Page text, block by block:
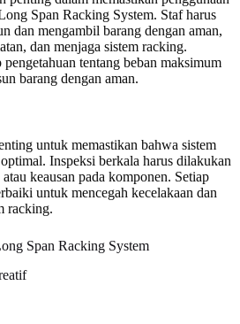
Span Racking System. Staf harus
dan mengambil barang dengan aman,
dan menjaga sistem racking.
tentang beban maksimum
barang dengan aman.
untuk memastikan bahwa sistem
Inspeksi berkala harus dilakukan
keausan pada komponen. Setiap
untuk mencegah kecelakaan dan
racking.
Span Racking System